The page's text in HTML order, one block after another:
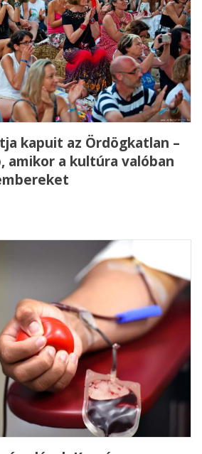
kapuit az Ördögkatlan –
amikor a kultúra valóban